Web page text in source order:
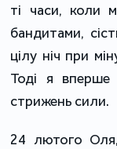
ті часи, коли
бандитами,
цілу ніч при
Тоді я
стрижень сили.
24 лютого Оля,